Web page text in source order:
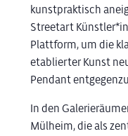
kunstpraktisch
Streetart
Plattform, um die
etablierter Kunst
Pendant
In den
Mülheim, die als